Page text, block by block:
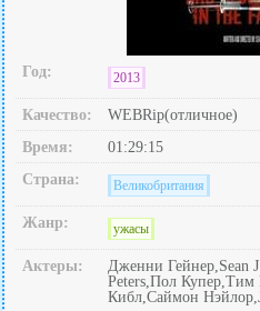
Год: 2013
Качество:
WEBRip(отличное)
Время:
01:29:15
Страна:
Великобритания
Жанр: ужасы
Актеры:
Дженни Гейнер,Sean
Peters,Пол Купер,Тим
Кибл,Саймон